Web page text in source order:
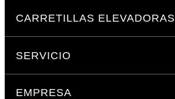
Saltar
a
navegación
CARRETILLAS ELEVADORAS
SERVICIO
EMPRESA